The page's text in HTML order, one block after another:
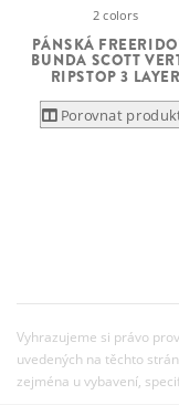
2 colors
PÁNSKÁ
BUNDA SCOTT
RIPSTOP 3 LAYER
Porovnat
Vyhrazujeme si právo
uvedených na těchto
zejména u vybavení,